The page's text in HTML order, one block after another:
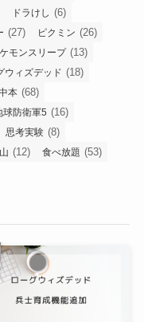
ドラけし (6)
(27) ピクミン (26)
モンスリープ(13)
ウィズデッド (18)
本 (68)
球防衛軍5 (16)
思考実験 (8)
(12) 食べ放題 (53)